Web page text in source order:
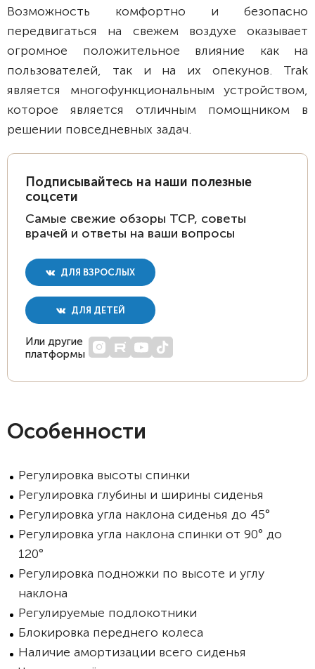
Возможность комфортно и безопасно
передвигаться на свежем воздухе оказывает
огромное положительное влияние как на
пользователей, так и на их опекунов. Trak
является многофункциональным устройством,
которое является отличным помощником в
решении повседневных задач.
Подписывайтесь на наши полезные
соцсети
Самые свежие обзоры ТСР, советы
врачей и ответы на ваши вопросы
ДЛЯ ВЗРОСЛЫХ
ДЛЯ ДЕТЕЙ
Или другие
платформы
Особенности
Регулировка высоты спинки
Регулировка глубины и ширины сиденья
Регулировка угла наклона сиденья до 45°
Регулировка угла наклона спинки от 90° до
120°
Регулировка подножки по высоте и углу
наклона
Регулируемые подлокотники
Блокировка переднего колеса
Наличие амортизации всего сиденья